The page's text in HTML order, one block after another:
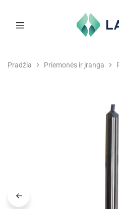
ir
Pradžia Priemonės ir įranga